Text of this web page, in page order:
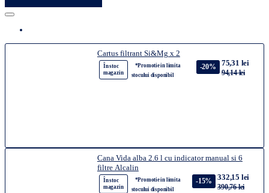
Cartus filtrant Si&Mg x 2
În stoc
magazin
*Promotie in limita
stocului disponibil
-20% 75,31 lei
94,14 lei
Cana Vida alba 2.6 l cu indicator manual si 6
filtre Alcalin
În stoc
magazin
*Promotie in limita
stocului disponibil
-15% 332,15 lei
390,76 lei